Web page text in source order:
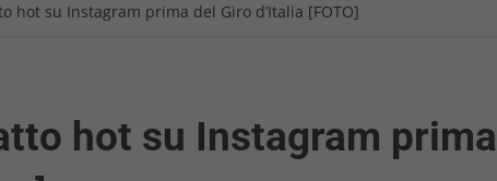
hot su Instagram prima del Giro d’Italia [FOTO]
hot su Instagram prima